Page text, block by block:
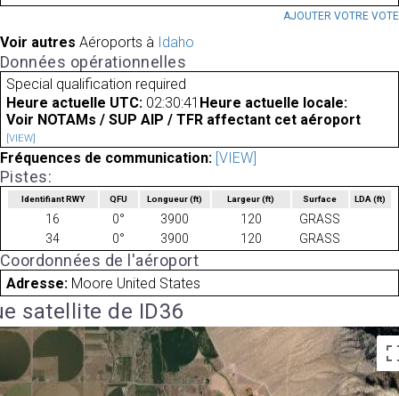
AJOUTER VOTRE VOTE
Voir autres Aéroports à Idaho
Données opérationnelles
Special qualification required
Heure actuelle UTC: 02:30:41 Heure actuelle locale:
Voir NOTAMs / SUP AIP / TFR affectant cet aéroport
[VIEW]
Fréquences de communication: [VIEW]
Pistes:
Identifiant RWY QFU Longueur(ft) Largeur(ft) Surface LDA(ft)
16 0° 3900 120
GRASS
34
0° 3900 120 GRASS
Coordonnées de l'aéroport
Adresse: Moore United States
satellite de ID36